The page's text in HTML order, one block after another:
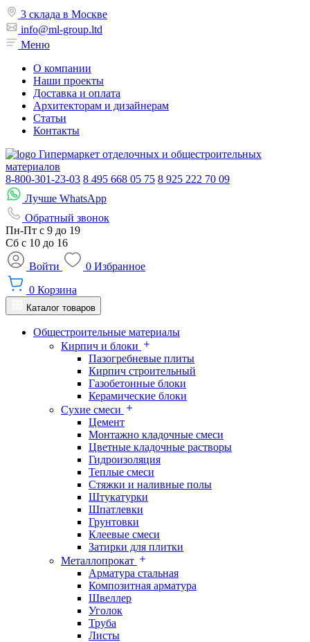
3 склада в Москве
info@ml-group.ltd
Меню
О компании
Наши проекты
Доставка и оплата
Архитекторам и дизайнерам
Статьи
Контакты
Гипермаркет отделочных и общестроительных
материалов
8-800-301-23-03 8 495 668 05 75 8 925 222 70 09
Лучше WhatsApp
Обратный звонок
Пн-Пт с 9 до 19
Сб с 10 до 16
Войти
0 Избранное
0 Корзина
Каталог товаров
Общестроительные материалы
Кирпич и блоки
Пазогребневые плиты
Кирпич строительный
Газобетонные блоки
Керамические блоки
Сухие смеси
Цемент
Монтажно кладочные смеси
Цветные кладочные растворы
Гидроизоляция
Теплые смеси
Стяжки и наливные полы
Штукатурки
Шпатлевки
Грунтовки
Клеевые смеси
Затирки для плитки
Металлопрокат
Арматура стальная
Композитная арматура
Швеллер
Уголок
Труба
Листы